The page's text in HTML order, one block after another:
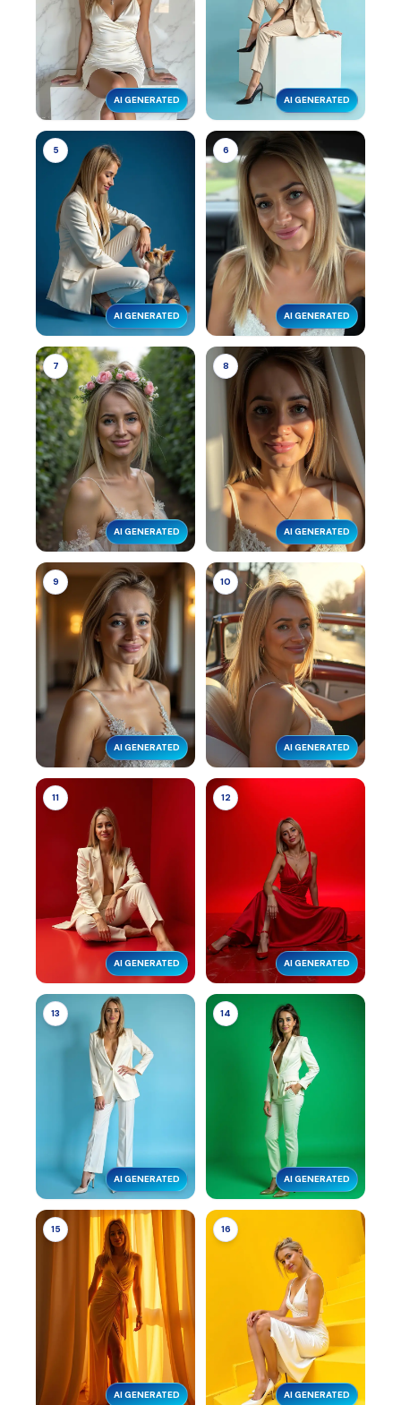
AI GENERATED AI GENERATED
5
AI GENERATED
6
AI GENERATED
7
AI GENERATED
8
AI GENERATED
9
AI GENERATED
10
AI GENERATED
11
AI GENERATED
12
AI GENERATED
13
AI GENERATED
14
AI GENERATED
15
AI GENERATED
16
AI GENERATED